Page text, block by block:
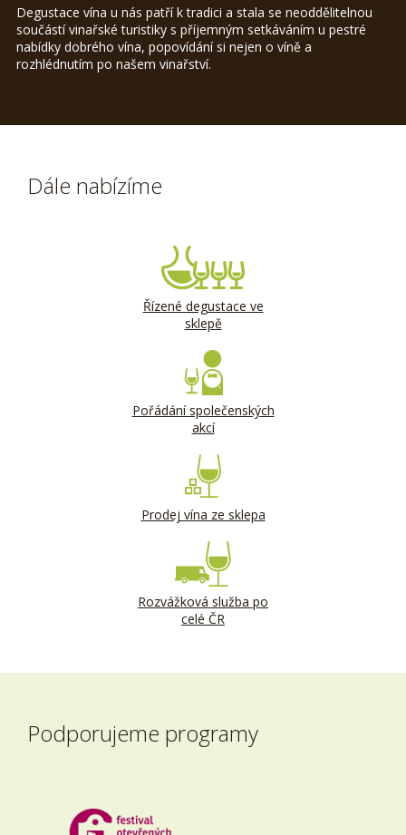
Degustace vína u nás patří k tradici a stala se neoddělitelnou
součástí vinařské turistiky s příjemným setkáváním u pestré
nabídky dobrého vína, popovídání si nejen o víně a
rozhlédnutím po našem vinařství.
Dále nabízíme
Řízené degustace ve
sklepě
Pořádání společenských
akcí
Prodej vína ze sklepa
Rozvážková služba po
celé ČR
Podporujeme programy